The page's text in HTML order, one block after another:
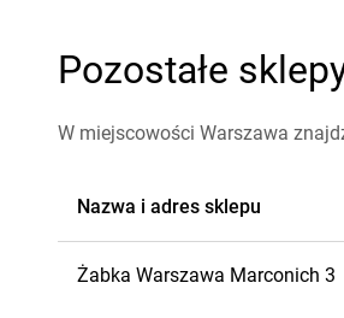
Pozostałe
W miejscowości Warszawa
Nazwa i adres sklepu
Żabka Warszawa Marconich 3